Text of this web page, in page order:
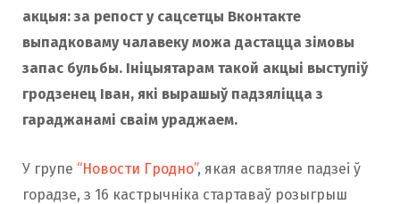
m
акцыя: за репост у сацсетцы Вконтакте
выпадковаму чалавеку можа дастацца зімовы
запас бульбы. Ініцыятарам такой акцыі выступіў
гродзенец Іван, які вырашыў падзяліцца з
гараджанамі сваім ураджаем.
У групе “Новости Гродно”, якая асвятляе падзеі ў
горадзе, з 16 кастрычніка стартаваў розыгрыш